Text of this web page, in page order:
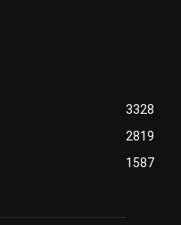
3328
2819
1587